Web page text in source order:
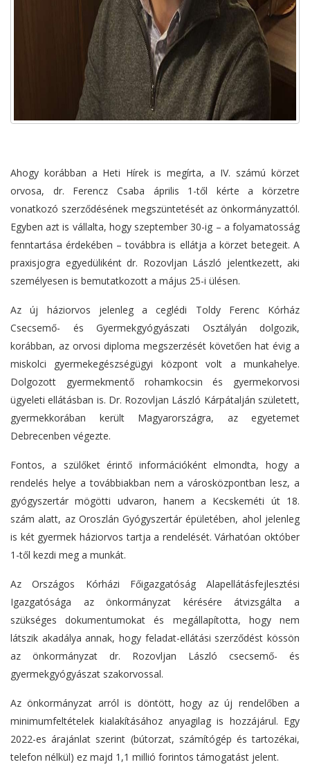
Ahogy korábban a Heti Hírek is megírta, a IV. számú körzet
orvosa, dr. Ferencz Csaba április 1-től kérte a körzetre
vonatkozó szerződésének megszüntetését az önkormányzattól.
Egyben azt is vállalta, hogy szeptember 30-ig – a folyamatosság
fenntartása érdekében – továbbra is ellátja a körzet betegeit. A
praxisjogra egyedüliként dr. Rozovljan László jelentkezett, aki
személyesen is bemutatkozott a május 25-i ülésen.
Az új háziorvos jelenleg a ceglédi Toldy Ferenc Kórház
Csecsemő- és Gyermekgyógyászati Osztályán dolgozik,
korábban, az orvosi diploma megszerzését követően hat évig a
miskolci gyermekegészségügyi központ volt a munkahelye.
Dolgozott gyermekmentő rohamkocsin és gyermekorvosi
ügyeleti ellátásban is. Dr. Rozovljan László Kárpátalján született,
gyermekkorában került Magyarországra, az egyetemet
Debrecenben végezte.
Fontos, a szülőket érintő információként elmondta, hogy a
rendelés helye a továbbiakban nem a városközpontban lesz, a
gyógyszertár mögötti udvaron, hanem a Kecskeméti út 18.
szám alatt, az Oroszlán Gyógyszertár épületében, ahol jelenleg
is két gyermek háziorvos tartja a rendelését. Várhatóan október
1-től kezdi meg a munkát.
Az Országos Kórházi Főigazgatóság Alapellátásfejlesztési
Igazgatósága az önkormányzat kérésére átvizsgálta a
szükséges dokumentumokat és megállapította, hogy nem
látszik akadálya annak, hogy feladat-ellátási szerződést kössön
az önkormányzat dr. Rozovljan László csecsemő- és
gyermekgyógyászat szakorvossal.
Az önkormányzat arról is döntött, hogy az új rendelőben a
minimumfeltételek kialakításához anyagilag is hozzájárul. Egy
2022-es árajánlat szerint (bútorzat, számítógép és tartozékai,
telefon nélkül) ez majd 1,1 millió forintos támogatást jelent.